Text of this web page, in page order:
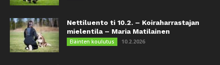
Nettiluento ti 10.2. – Koiraharrastajan
mielentila – Maria Matilainen
Eläinten koulutus 10.2.2026